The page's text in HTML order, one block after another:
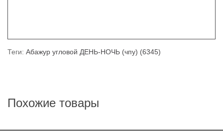
Теги: Абажур угловой ДЕНЬ-НОЧЬ (чпу) (6345)
Похожие товары